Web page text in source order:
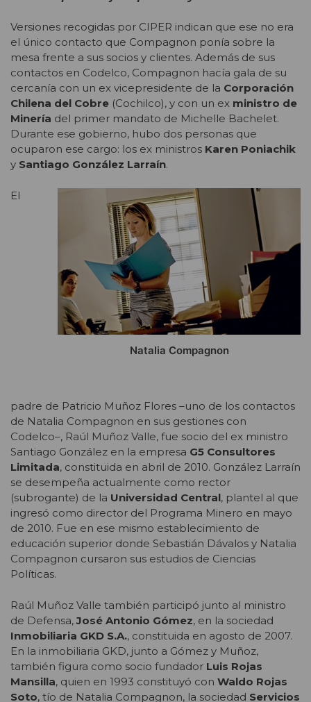
Versiones recogidas por CIPER indican que ese no era
el único contacto que Compagnon ponía sobre la
mesa frente a sus socios y clientes. Además de sus
contactos en Codelco, Compagnon hacía gala de su
cercanía con un ex vicepresidente de la Corporación
Chilena del Cobre (Cochilco), y con un ex ministro de
Minería del primer mandato de Michelle Bachelet.
Durante ese gobierno, hubo dos personas que
ocuparon ese cargo: los ex ministros Karen Poniachik
y Santiago González Larraín.
Natalia Compagnon
El
padre de Patricio Muñoz Flores –uno de los contactos
de Natalia Compagnon en sus gestiones con
Codelco–, Raúl Muñoz Valle, fue socio del ex ministro
Santiago González en la empresa G5 Consultores
Limitada, constituida en abril de 2010. González Larraín
se desempeña actualmente como rector
(subrogante) de la Universidad Central, plantel al que
ingresó como director del Programa Minero en mayo
de 2010. Fue en ese mismo establecimiento de
educación superior donde Sebastián Dávalos y Natalia
Compagnon cursaron sus estudios de Ciencias
Políticas.
Raúl Muñoz Valle también participó junto al ministro
de Defensa,José Antonio Gómez, en la sociedad
Inmobiliaria GKD S.A., constituida en agosto de 2007.
En la inmobiliaria GKD, junto a Gómez y Muñoz,
también figura como socio fundador Luis Rojas
Mansilla, quien en 1993 constituyó con Waldo Rojas
Soto, tío de Natalia Compagnon, la sociedad Servicios